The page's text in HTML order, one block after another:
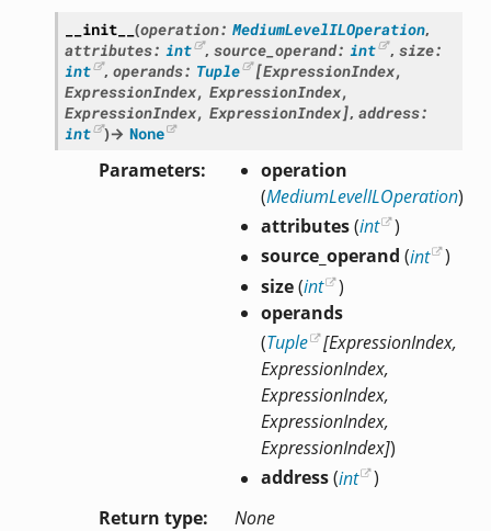
__init__ (operation: MediumLevelILOperation,
attributes: int ,source_operand: int , size:
int
,operands: Tuple [ExpressionIndex,
ExpressionIndex, ExpressionIndex,
ExpressionIndex, ExpressionIndex], address:
int
)→ None
Parameters
operation
(MediumLevelILOperation)
attributes(int
)
source_operand (int
)
size(int
)
operands
(Tuple [ExpressionIndex,
ExpressionIndex,
ExpressionIndex,
ExpressionIndex,
ExpressionIndex])
address(int
)
Return type
None